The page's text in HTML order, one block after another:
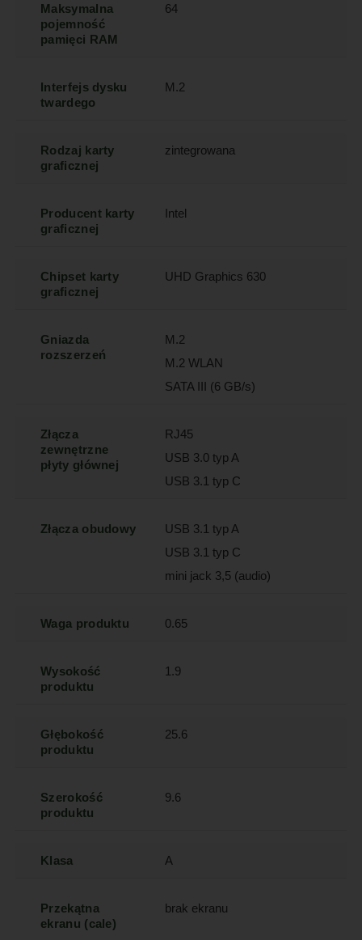
Maksymalna
pojemność
pamięci RAM
64
Interfejs dysku
twardego
M.2
Rodzaj karty
graficznej
zintegrowana
Producent karty
graficznej
Intel
Chipset karty
graficznej
UHD Graphics 630
Gniazda
rozszerzeń
M.2
M.2 WLAN
SATA III (6 GB/s)
Złącza
zewnętrzne
płyty głównej
RJ45
USB 3.0 typ A
USB 3.1 typ C
Złącza obudowy
USB 3.1 typ A
USB 3.1 typ C
mini jack 3,5 (audio)
Waga produktu 0.65
Wysokość
produktu
1.9
Głębokość
produktu
25.6
Szerokość
produktu
9.6
Klasa A
Przekątna
ekranu (cale)
brak ekranu